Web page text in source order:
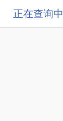
正在查询中